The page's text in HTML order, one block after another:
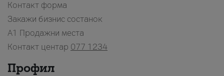
Контакт форма
Закажи бизнис состанок
A1 Продажни места
Контакт центар 077 1234
Профил